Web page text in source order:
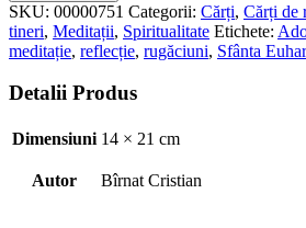
SKU: 00000751 Categorii: Cărți, Cărți de
tineri, Meditații, Spiritualitate Etichete:
meditație, reflecție, rugăciuni, Sfânta
Detalii Produs
Dimensiuni 14 × 21 cm
Autor Bîrnat Cristian